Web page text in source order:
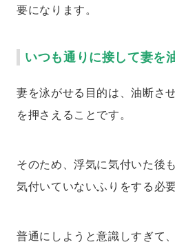
要になります。
いつも通りに接して妻を
妻を泳がせる目的は、油断さ
を押さえることです。
そのため、浮気に気付いた後
気付いていないふりをする必
普通にしようと意識しすぎて